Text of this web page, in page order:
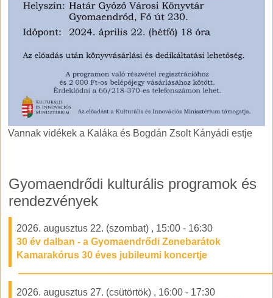
Vannak vidékek a Kaláka és Bogdán Zsolt Kányádi estje
Vannak vidékek a Kaláka és Bogdán Zsolt Kányádi estje
Gyomaendrődi kulturális programok és
rendezvények
2026. augusztus 22. (szombat) , 15:00 - 16:30
30 év dalban - a Gyomaendrődi Zenebarátok
Kamarakórus 30 éves jubileumi koncertje
2026. augusztus 27. (csütörtök) , 16:00 - 17:30